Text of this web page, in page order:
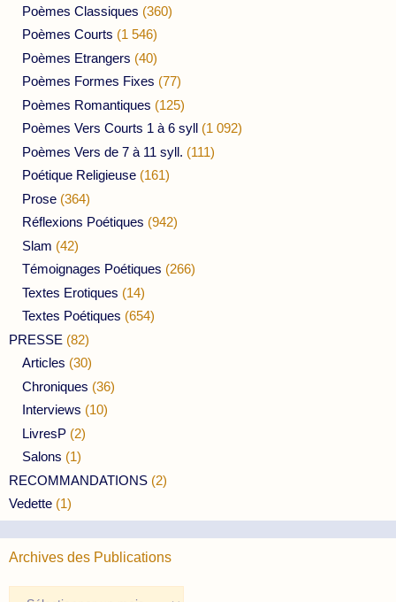
Poèmes Classiques (360)
Poèmes Courts (1 546)
Poèmes Etrangers (40)
Poèmes Formes Fixes (77)
Poèmes Romantiques (125)
Poèmes Vers Courts 1 à 6 syll (1 092)
Poèmes Vers de 7 à 11 syll. (111)
Poétique Religieuse (161)
Prose (364)
Réflexions Poétiques (942)
Slam (42)
Témoignages Poétiques (266)
Textes Erotiques (14)
Textes Poétiques (654)
PRESSE (82)
Articles (30)
Chroniques (36)
Interviews (10)
LivresP (2)
Salons (1)
RECOMMANDATIONS (2)
Vedette (1)
Archives des Publications